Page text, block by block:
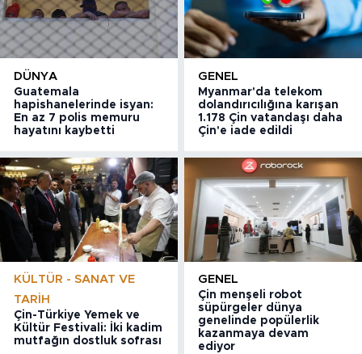
DÜNYA
Guatemala
hapishanelerinde isyan:
En az 7 polis memuru
hayatını kaybetti
GENEL
Myanmar'da telekom
dolandırıcılığına karışan
1.178 Çin vatandaşı daha
Çin'e iade edildi
KÜLTÜR - SANAT VE
TARIH
Çin-Türkiye Yemek ve
Kültür Festivali: İki kadim
mutfağın dostluk sofrası
GENEL
Çin menşeli robot
süpürgeler dünya
genelinde popülerlik
kazanmaya devam
ediyor